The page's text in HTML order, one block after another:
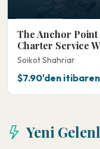
The Anchor
Charter Service
Soikot Shahriar
$7.90'den itibaren
Yeni